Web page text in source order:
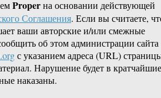
Properна основании действующей
Соглашения. Если вы считаете,
ваши авторские и/или смежные
об этом администрации сайта
с указанием адреса (URL)
Нарушение будет в кратчайшие
наказаны.